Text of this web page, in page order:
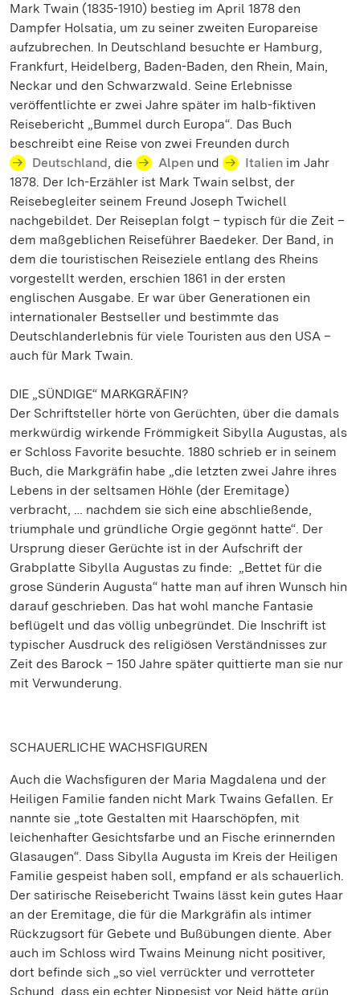
Mark Twain (1835-1910) bestieg im April 1878 den
Dampfer Holsatia, um zu seiner zweiten Europareise
aufzubrechen. In Deutschland besuchte er Hamburg,
Frankfurt, Heidelberg, Baden-Baden, den Rhein, Main,
Neckar und den Schwarzwald. Seine Erlebnisse
veröffentlichte er zwei Jahre später im halb-fiktiven
Reisebericht „Bummel durch Europa“. Das Buch
beschreibt eine Reise von zwei Freunden durch
Deutschland, die Alpen und Italien im Jahr
1878. Der Ich-Erzähler ist Mark Twain selbst, der
Reisebegleiter seinem Freund Joseph Twichell
nachgebildet. Der Reiseplan folgt – typisch für die Zeit –
dem maßgeblichen Reiseführer Baedeker. Der Band, in
dem die touristischen Reiseziele entlang des Rheins
vorgestellt werden, erschien 1861 in der ersten
englischen Ausgabe. Er war über Generationen ein
internationaler Bestseller und bestimmte das
Deutschlanderlebnis für viele Touristen aus den USA –
auch für Mark Twain.
DIE „SÜNDIGE“ MARKGRÄFIN?
Der Schriftsteller hörte von Gerüchten, über die damals
merkwürdig wirkende Frömmigkeit Sibylla Augustas, als
er Schloss Favorite besuchte. 1880 schrieb er in seinem
Buch, die Markgräfin habe „die letzten zwei Jahre ihres
Lebens in der seltsamen Höhle (der Eremitage)
verbracht, … nachdem sie sich eine abschließende,
triumphale und gründliche Orgie gegönnt hatte“. Der
Ursprung dieser Gerüchte ist in der Aufschrift der
Grabplatte Sibylla Augustas zu finde: „Bettet für die
grose Sünderin Augusta“ hatte man auf ihren Wunsch hin
darauf geschrieben. Das hat wohl manche Fantasie
beflügelt und das völlig unbegründet. Die Inschrift ist
typischer Ausdruck des religiösen Verständnisses zur
Zeit des Barock – 150 Jahre später quittierte man sie nur
mit Verwunderung.
SCHAUERLICHE WACHSFIGUREN
Auch die Wachsfiguren der Maria Magdalena und der
Heiligen Familie fanden nicht Mark Twains Gefallen. Er
nannte sie „tote Gestalten mit Haarschöpfen, mit
leichenhafter Gesichtsfarbe und an Fische erinnernden
Glasaugen“. Dass Sibylla Augusta im Kreis der Heiligen
Familie gespeist haben soll, empfand er als schauerlich.
Der satirische Reisebericht Twains lässt kein gutes Haar
an der Eremitage, die für die Markgräfin als intimer
Rückzugsort für Gebete und Bußübungen diente. Aber
auch im Schloss wird Twains Meinung nicht positiver,
dort befinde sich „so viel verrückter und verrotteter
Schund, dass ein echter Nippesist vor Neid hätte grün